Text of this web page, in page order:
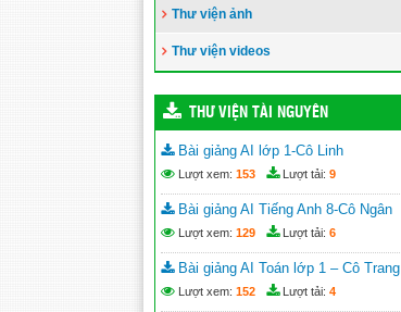
Thư viện ảnh
Thư viện videos
THƯ VIỆN TÀI NGUYÊN
Bài giảng AI lớp 1-Cô Linh
Lượt xem: 153 Lượt tải: 9
Bài giảng AI Tiếng Anh 8-Cô Ngân
Lượt xem: 129 Lượt tải: 6
Bài giảng AI Toán lớp 1 – Cô Trang
Lượt xem: 152 Lượt tải: 4